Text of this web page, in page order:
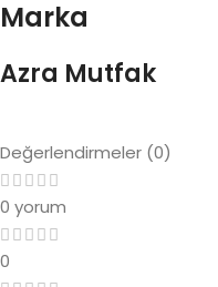
Marka
Azra Mutfak
Değerlendirmeler (0)
0 yorum
0